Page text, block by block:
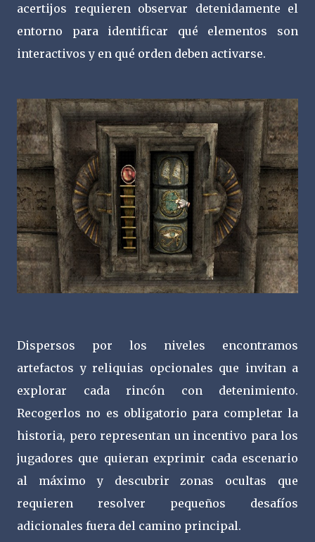
acertijos requieren observar detenidamente el
entorno para identificar qué elementos son
interactivos y en qué orden deben activarse.
Dispersos por los niveles encontramos
artefactos y reliquias opcionales que invitan a
explorar cada rincón con detenimiento.
Recogerlos no es obligatorio para completar la
historia, pero representan un incentivo para los
jugadores que quieran exprimir cada escenario
al máximo y descubrir zonas ocultas que
requieren resolver pequeños desafíos
adicionales fuera del camino principal.